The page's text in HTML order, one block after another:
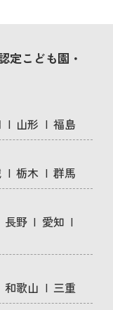
定こども園・
山形
福島
栃木
群馬
長野
愛知
和歌山
三重